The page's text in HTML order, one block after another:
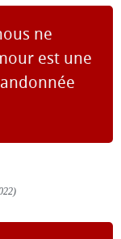
ne
est une